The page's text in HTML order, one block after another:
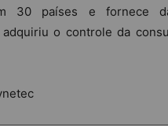
30 países e fornece
o controle da